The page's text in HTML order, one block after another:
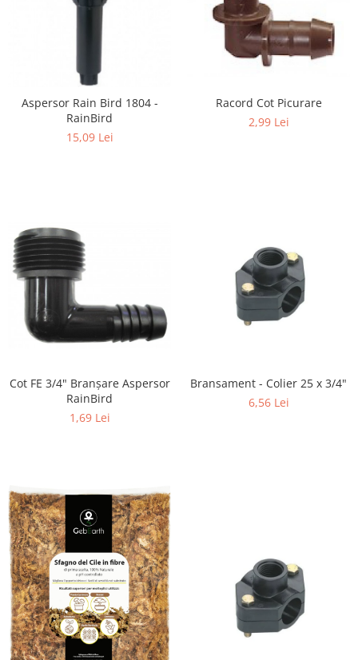
Aspersor Rain Bird 1804 -
RainBird
15,09 Lei
Racord Cot Picurare
2,99 Lei
Cot FE 3/4" Branşare Aspersor
RainBird
1,69 Lei
Bransament - Colier 25 x 3/4"
6,56 Lei